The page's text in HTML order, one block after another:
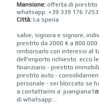
Mansione:offerta di prestito
whatsapp: +39 339 176 7253
Città:La speria
salve, signora e signore,
prestito da 2000 € a
rimborsarlo con interessi al
dell'importo richiesto. ecco
finanziario - prestito
prestito auto -
personale - sei bloccato se
a contattarmi a:
di whatsapp:...